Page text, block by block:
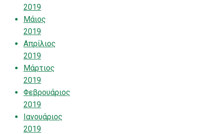
2019
Μάιος
2019
Απρίλιος
2019
Μάρτιος
2019
Φεβρουάριος
2019
Ιανουάριος
2019